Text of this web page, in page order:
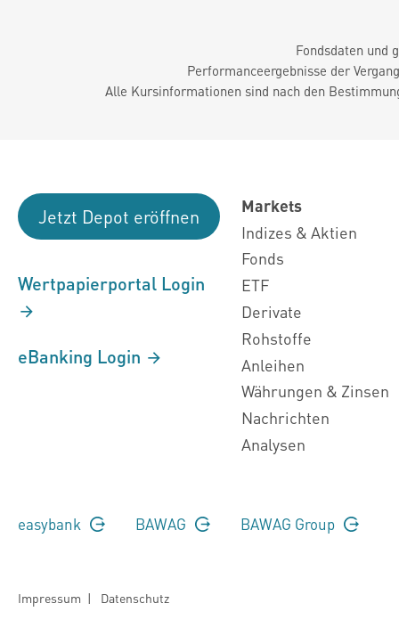
Fondsdaten und
Performanceergebnisse der
Alle Kursinformationen sind nach den
Jetzt Depot eröffnen
Wertpapierportal Login
eBanking Login
Markets
Indizes & Aktien
Fonds
ETF
Derivate
Rohstoffe
Anleihen
Währungen & Zinsen
Nachrichten
Analysen
easybank BAWAG BAWAG Group
Impressum | Datenschutz